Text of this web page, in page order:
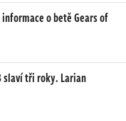
o betě Gears of
slaví tři roky. Larian